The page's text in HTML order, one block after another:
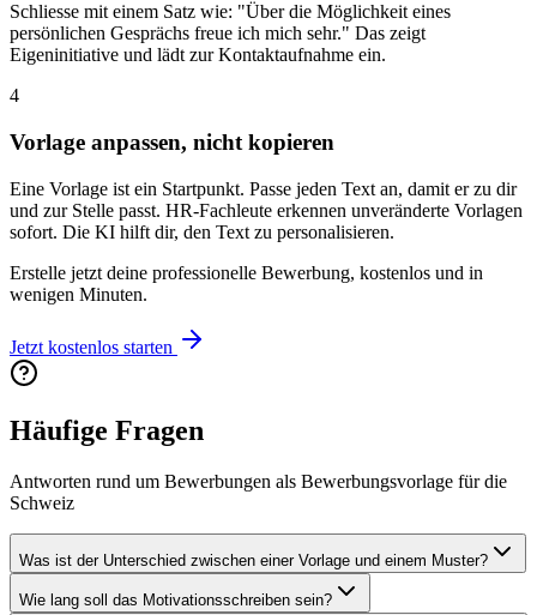
Schliesse mit einem Satz wie: "Über die Möglichkeit eines
persönlichen Gesprächs freue ich mich sehr." Das zeigt
Eigeninitiative und lädt zur Kontaktaufnahme ein.
4
Vorlage anpassen, nicht kopieren
Eine Vorlage ist ein Startpunkt. Passe jeden Text an, damit er zu dir
und zur Stelle passt. HR-Fachleute erkennen unveränderte Vorlagen
sofort. Die KI hilft dir, den Text zu personalisieren.
Erstelle jetzt deine professionelle Bewerbung, kostenlos und in
wenigen Minuten.
Jetzt kostenlos starten
Häufige Fragen
Antworten rund um Bewerbungen als Bewerbungsvorlage für die
Schweiz
Was ist der Unterschied zwischen einer Vorlage und einem Muster?
Wie lang soll das Motivationsschreiben sein?